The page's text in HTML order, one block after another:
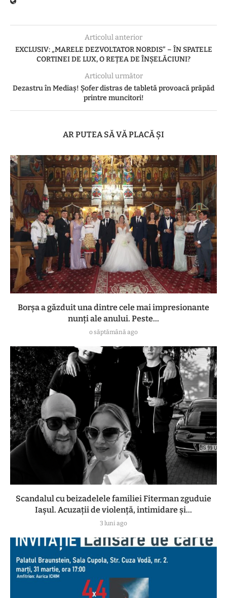
Articolul anterior
EXCLUSIV: „MARELE DEZVOLTATOR NORDIS” – ÎN SPATELE
CORTINEI DE LUX, O REȚEA DE ÎNȘELĂCIUNI?
Articolul următor
Dezastru în Mediaș! Șofer distras de tabletă provoacă prăpăd
printre muncitori!
AR PUTEA SĂ VĂ PLACĂ ȘI
Borșa a găzduit una dintre cele mai impresionante
nunți ale anului. Peste...
o săptămână ago
Scandalul cu beizadelele familiei Fiterman zguduie
Iașul. Acuzații de violență, intimidare și...
3 luni ago